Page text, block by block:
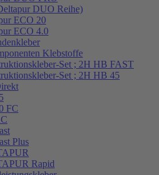
DUO Reihe)
ECO 20
ECO 4.0
Klebstoffe
Set ; 2H HB FAST
Set ; 2H HB 45
FC
Plus
Rapid